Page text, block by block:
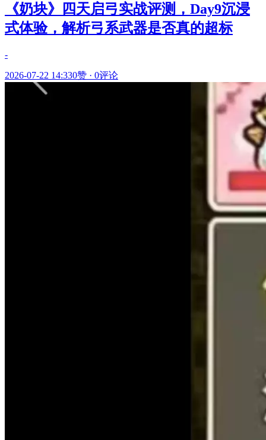
《奶块》四天启弓实战评测，Day9沉浸
式体验，解析弓系武器是否真的超标
-
2026-07-22 14:330赞 · 0评论